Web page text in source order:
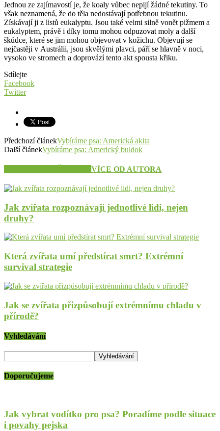
Jednou ze zajímavostí je, že koaly vůbec nepijí žádné tekutiny. To
však neznamená, že do těla nedostávají potřebnou tekutinu.
Získávají ji z listů eukalyptu. Jsou také velmi silně vonět pižmem a
eukalyptem, právě i díky tomu mohou odpuzovat moly a další
škůdce, které se jim mohou objevovat v kožichu. Objevují se
nejčastěji v Austrálii, jsou skvělými plavci, páří se hlavně v noci,
vysoko ve stromech a doprovází tento akt spousta křiku.
Sdílejte
Facebook
Twitter
Předchozí článekVybíráme psa: Americká akita
Další článekVybíráme psa: Americký buldok
VÍCE OD AUTORA
Jak zvířata rozpoznávají jednotlivé lidi, nejen
druhy?
Která zvířata umí předstírat smrt? Extrémní
survival strategie
Jak se zvířata přizpůsobují extrémnímu chladu v
přírodě?
Vyhledávání
Doporučujeme
Jak vybrat vodítko pro psa? Poradíme podle situace
i povahy pejska